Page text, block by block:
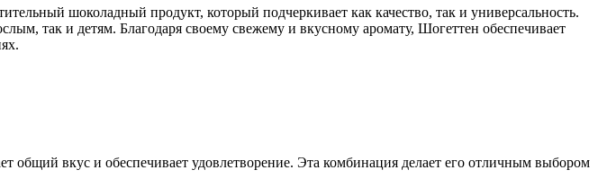
шоколадный продукт, который подчеркивает как качество, так и универсальность.
так и детям. Благодаря своему свежему и вкусному аромату, Шогеттен обеспечивает
вкус и обеспечивает удовлетворение. Эта комбинация делает его отличным выбором